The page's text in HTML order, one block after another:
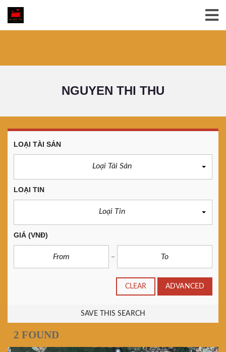
NGUYEN THI THU
LOẠI TÀI SẢN
Loại Tài Sản
LOẠI TIN
Loại Tin
GIÁ (VNĐ)
CLEAR ADVANCED
SAVE THIS SEARCH
2 FOUND